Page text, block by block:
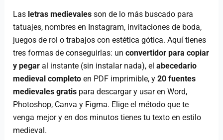
Las letras medievales son de lo más buscado para
tatuajes, nombres en Instagram, invitaciones de boda,
juegos de rol o trabajos con estética gótica. Aquí tienes
tres formas de conseguirlas: unconvertidor para copiar
y pegar al instante (sin instalar nada), elabecedario
medieval completo en PDF imprimible, y20 fuentes
medievales gratis para descargar y usar en Word,
Photoshop, Canva y Figma. Elige el método que te
venga mejor y en dos minutos tienes tu texto en estilo
medieval.